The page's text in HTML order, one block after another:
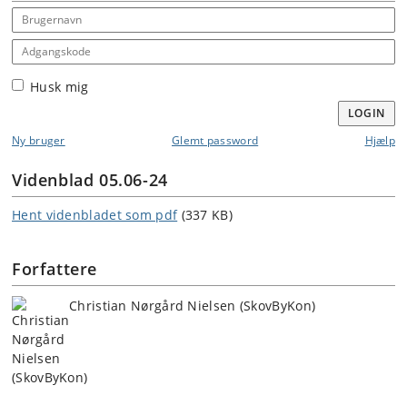
Email address
Adgangskode
Husk mig
LOGIN
Ny bruger
Glemt password Hjælp
Videnblad 05.06-24
Hent videnbladet som pdf (337 KB)
Forfattere
Christian Nørgård Nielsen (SkovByKon)